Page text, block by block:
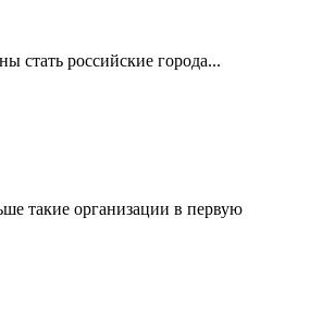
стать российские города...
такие организации в первую